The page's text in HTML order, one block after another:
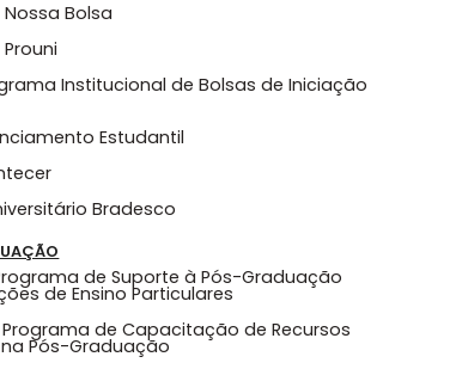
Bolsa
Institucional de Bolsas de Iniciação
Estudantil
Bradesco
Programa de Suporte à Pós-Graduação
de Ensino Particulares
Programa de Capacitação de Recursos
Pós-Graduação